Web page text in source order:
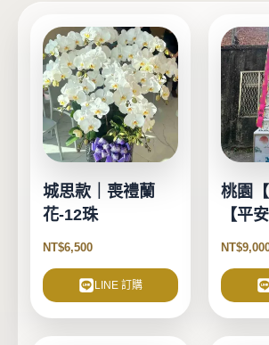
城思款｜喪禮蘭
花-12珠
NT$6,500
LINE 訂購
桃園
【平
別式
NT$
產
品
有
多
種
款
可
頁
面